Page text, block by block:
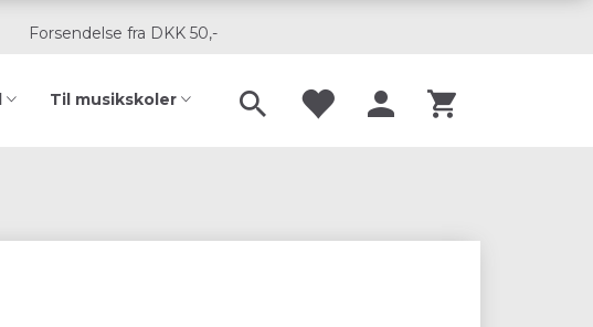
Forsendelse fra DKK 50,-
Til musikskoler